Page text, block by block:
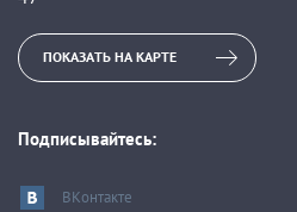
ПОКАЗАТЬ НА КАРТЕ
Подписывайтесь:
ВКонтакте